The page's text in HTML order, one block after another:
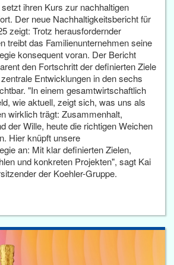
ihren Kurs zur nachhaltigen
Der neue Nachhaltigkeitsbericht für
zeigt: Trotz herausfordernder
treibt das Familienunternehmen seine
konsequent voran. Der Bericht
den Fortschritt der definierten Ziele
Entwicklungen in den sechs
"In einem gesamtwirtschaftlich
wie aktuell, zeigt sich, was uns als
wirklich trägt: Zusammenhalt,
der Wille, heute die richtigen Weichen
Hier knüpft unsere
an: Mit klar definierten Zielen,
und konkreten Projekten", sagt Kai
der Koehler-Gruppe.